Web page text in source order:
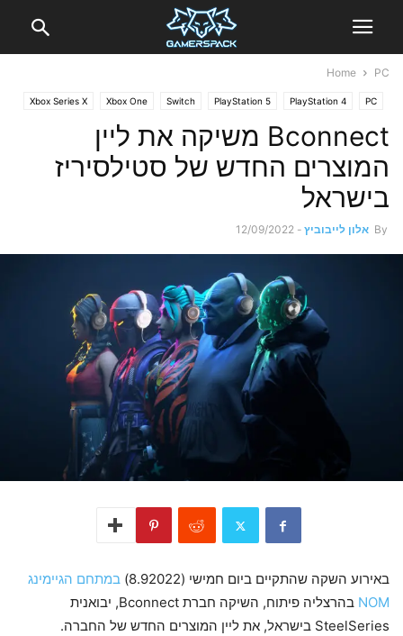
Home PC
PC
PlayStation 4
PlayStation 5
Switch
Xbox One
Xbox Series X
Bconnect משיקה את ליין
המוצרים החדש של סטילסיריז
בישראל
By אלון לייבוביץ -
12/09/2022
באירוע השקה שהתקיים ביום חמישי (8.92022)
במתחם הגיימינג
NOM
בהרצליה פיתוח, השיקה חברת Bconnect, יבואנית
SteelSeries בישראל, את ליין המוצרים החדש של החברה.